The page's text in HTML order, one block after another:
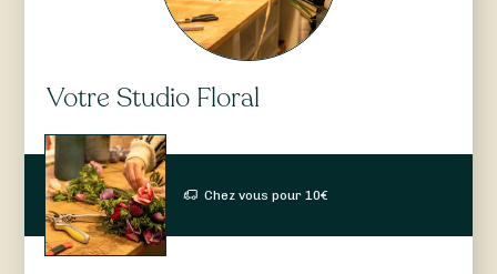
Votre Studio Floral
Chez vous pour10€